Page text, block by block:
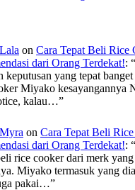
Lala on Cara Tepat Beli Rice
dari Orang Terdekat!: “
keputusan yang tepat
Miyako kesayangannya
kalau…”
Myra on Cara Tepat Beli
dari Orang Terdekat!: “
rice cooker dari merk yang
Miyako termasuk yang
pakai…”